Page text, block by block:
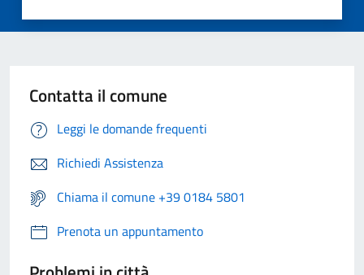
Contatta il comune
Leggi le domande frequenti
Richiedi Assistenza
Chiama il comune +39 0184 5801
Prenota un appuntamento